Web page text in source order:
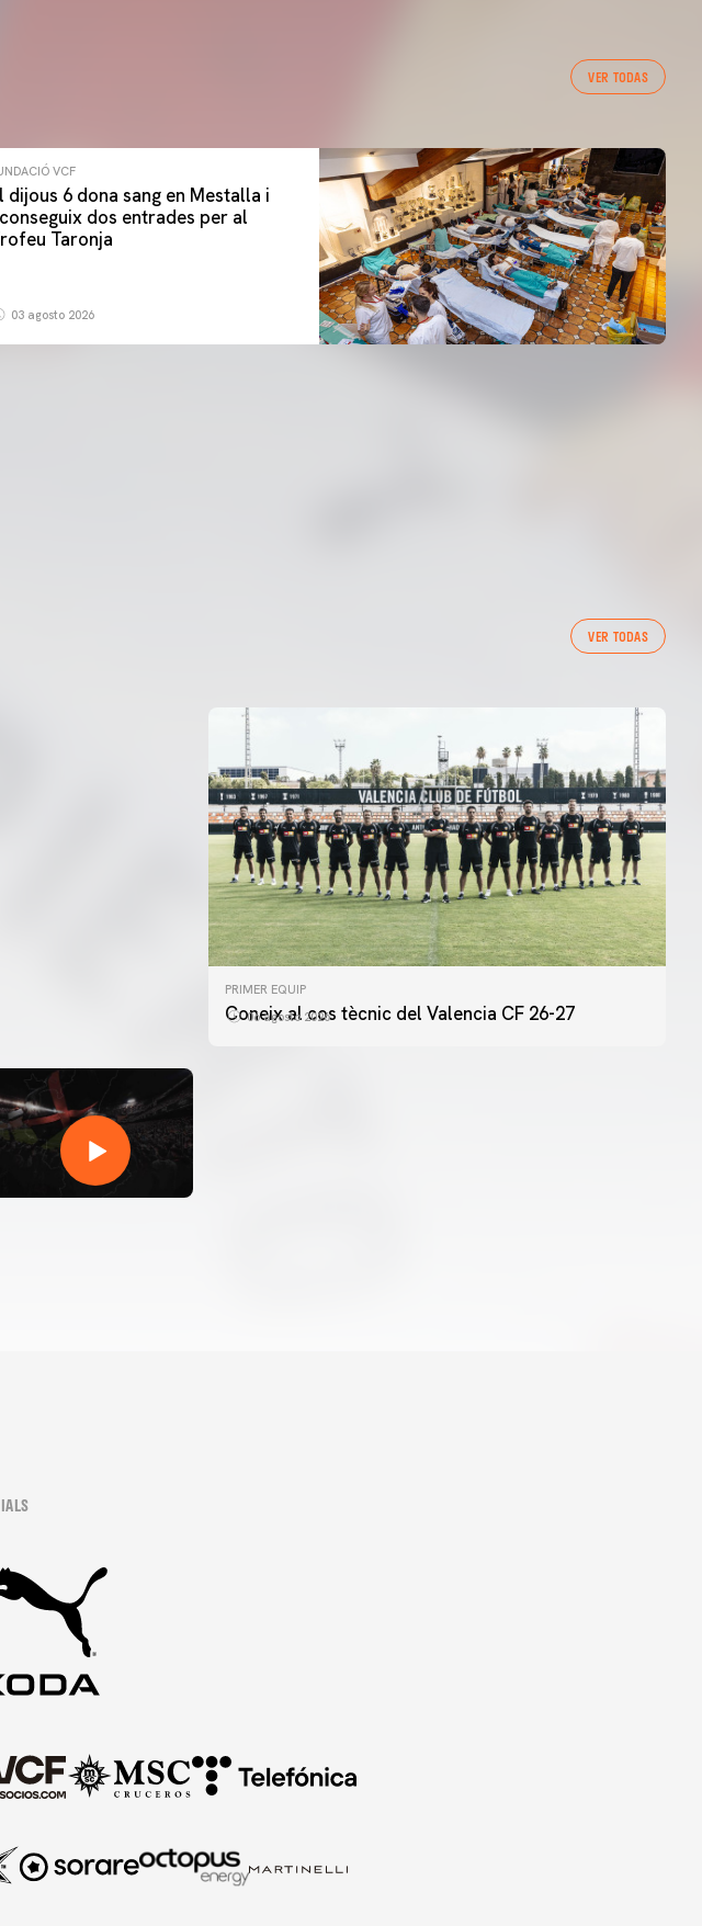
VER TODAS
VCF
dijous 6 dona sang en Mestalla i
dos entrades per al
Taronja
03 agosto 2026
VER TODAS
PRIMER EQUIP
Coneix al cos tècnic del Valencia CF 26-27
06 agosto 2026
PRIMER EQUIP
ENTRENAMENT DEL VALENCIA CF 5/8/2026